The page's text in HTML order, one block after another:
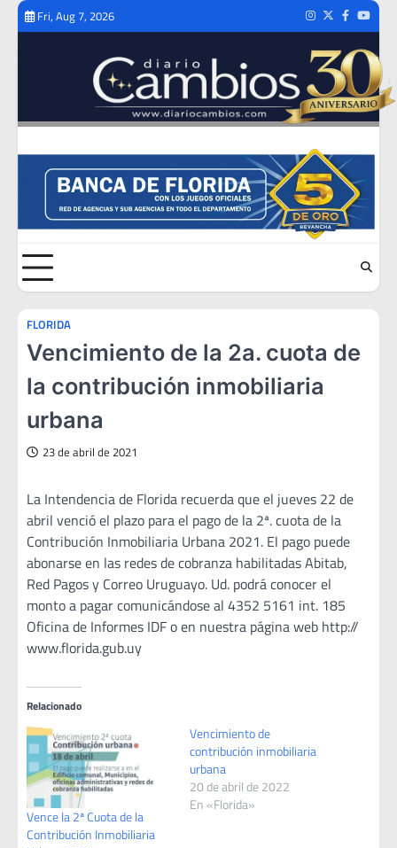
Skip
Fri, Aug 7, 2026 Instagram
TwitterFacebook
FLORIDA
Vencimiento de la 2a. cuota de
la contribución inmobiliaria
urbana
23 de abril de 2021
La Intendencia de Florida recuerda que el jueves 22 de
abril venció el plazo para el pago de la 2ª. cuota de la
Contribución Inmobiliaria Urbana 2021. El pago puede
abonarse en las redes de cobranza habilitadas Abitab,
Red Pagos y Correo Uruguayo. Ud. podrá conocer el
monto a pagar comunicándose al 4352 5161 int. 185
Oficina de Informes IDF o en nuestra página web http://
www.florida.gub.uy
Relacionado
Vence la 2ª Cuota de la
Contribución Inmobiliaria
Vencimiento de
contribución inmobiliaria
urbana
20 de abril de 2022
En «Florida»